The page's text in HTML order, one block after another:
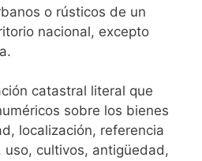
o rústicos de un
nacional, excepto
catastral literal que
sobre los bienes
localización, referencia
cultivos, antigüedad,